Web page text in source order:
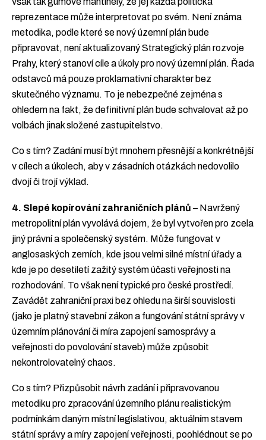
reprezentace může interpretovat po svém. Není známa
metodika, podle které se nový územní plán bude
připravovat, není aktualizovaný Strategický plán rozvoje
Prahy, který stanoví cíle a úkoly pro nový územní plán. Řada
odstavců má pouze proklamativní charakter bez
skutečného významu. To je nebezpečné zejména s
ohledem na fakt, že definitivní plán bude schvalovat až po
volbách jinak složené zastupitelstvo.
Co s tím? Zadání musí být mnohem přesnější a konkrétnější
v cílech a úkolech, aby v zásadních otázkách nedovolilo
dvojí či trojí výklad.
4. Slepé kopírování zahraničních plánů – Navržený
metropolitní plán vyvolává dojem, že byl vytvořen pro zcela
jiný právní a společenský systém. Může fungovat v
anglosaských zemích, kde jsou velmi silné místní úřady a
kde je po desetiletí zažitý systém účasti veřejnosti na
rozhodování. To však není typické pro české prostředí.
Zavádět zahraniční praxi bez ohledu na širší souvislosti
(jako je platný stavební zákon a fungování státní správy v
územním plánování či míra zapojení samosprávy a
veřejnosti do povolování staveb) může způsobit
nekontrolovatelný chaos.
Co s tím? Přizpůsobit návrh zadání i připravovanou
metodiku pro zpracování územního plánu realistickým
podmínkám daným místní legislativou, aktuálním stavem
státní správy a míry zapojení veřejnosti, poohlédnout se po